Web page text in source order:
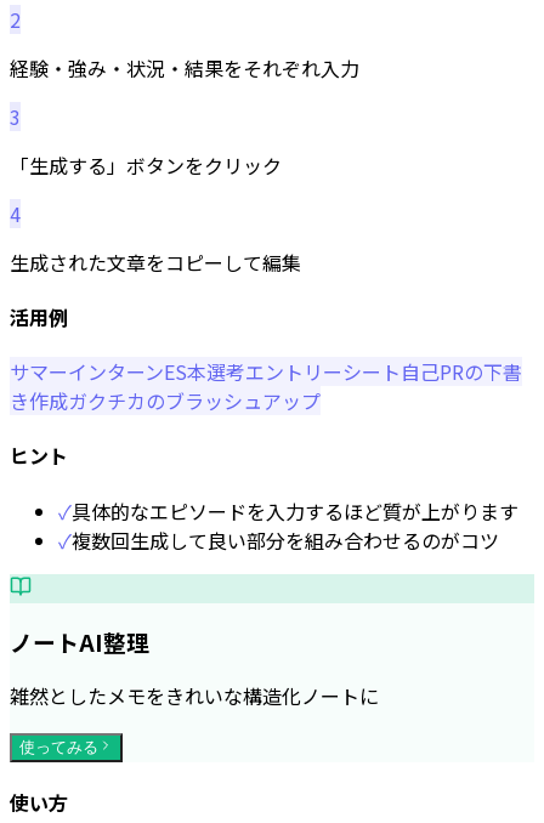
2
経験・強み・状況・結果をそれぞれ入力
3
「生成する」ボタンをクリック
4
生成された文章をコピーして編集
活用例
サマーインターンES本選考エントリーシート自己PRの下書
き作成ガクチカのブラッシュアップ
ヒント
✓具体的なエピソードを入力するほど質が上がります
✓複数回生成して良い部分を組み合わせるのがコツ
ノートAI整理
雑然としたメモをきれいな構造化ノートに
使ってみる
使い方